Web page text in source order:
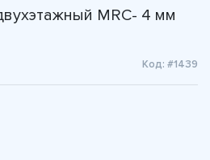
MRС- 4 мм
Код: #1439